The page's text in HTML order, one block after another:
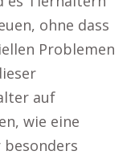
ohne dass
Problemen
auf
wie eine